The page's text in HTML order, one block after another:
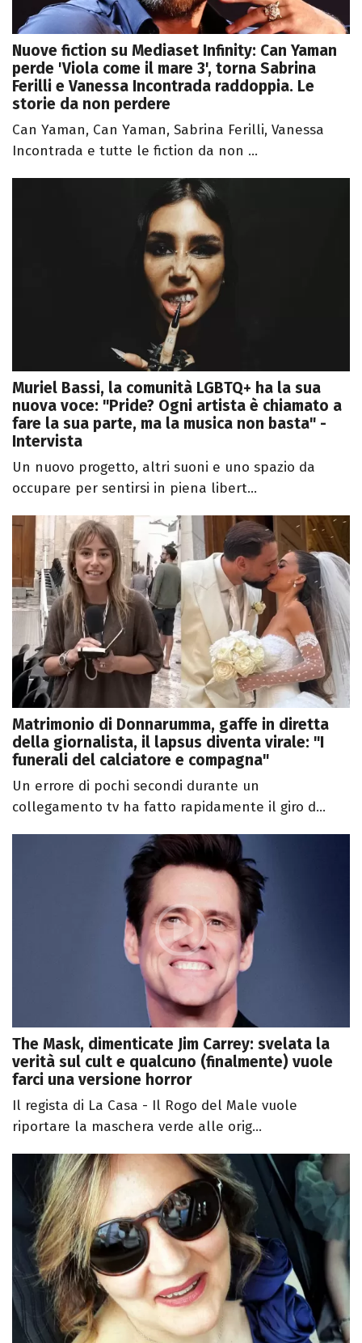
Nuove fiction su Mediaset Infinity: Can Yaman
perde 'Viola come il mare 3', torna Sabrina
Ferilli e Vanessa Incontrada raddoppia. Le
storie da non perdere
Can Yaman, Can Yaman, Sabrina Ferilli, Vanessa
Incontrada e tutte le fiction da non ...
Muriel Bassi, la comunità LGBTQ+ ha la sua
nuova voce: "Pride? Ogni artista è chiamato a
fare la sua parte, ma la musica non basta" -
Intervista
Un nuovo progetto, altri suoni e uno spazio da
occupare per sentirsi in piena libert...
Matrimonio di Donnarumma, gaffe in diretta
della giornalista, il lapsus diventa virale: "I
funerali del calciatore e compagna"
Un errore di pochi secondi durante un
collegamento tv ha fatto rapidamente il giro d...
The Mask, dimenticate Jim Carrey: svelata la
verità sul cult e qualcuno (finalmente) vuole
farci una versione horror
Il regista di La Casa - Il Rogo del Male vuole
riportare la maschera verde alle orig...